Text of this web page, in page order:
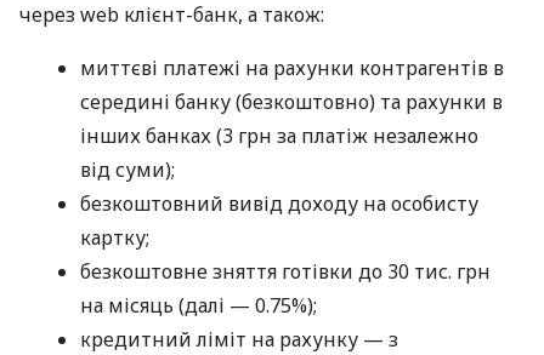
через web клієнт-банк, а також:
миттєві платежі на рахунки контрагентів в
середині банку (безкоштовно) та рахунки в
інших банках (3 грн за платіж незалежно
від суми);
безкоштовний вивід доходу на особисту
картку;
безкоштовне зняття готівки до 30 тис. грн
на місяць (далі — 0.75%);
кредитний ліміт на рахунку — з